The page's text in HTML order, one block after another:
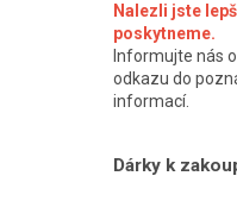
Nalezli jste
poskytneme.
Informujte nás
odkazu do
informací.
Dárky k